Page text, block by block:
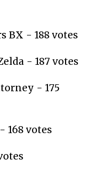
BX - 188 votes
- 187 votes
- 175
168 votes